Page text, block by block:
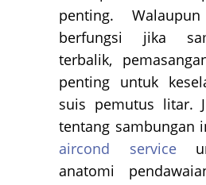
penting.
berfungsi jika
terbalik,
penting untuk
suis pemutus litar.
tentang sambungan
aircond service
anatomi